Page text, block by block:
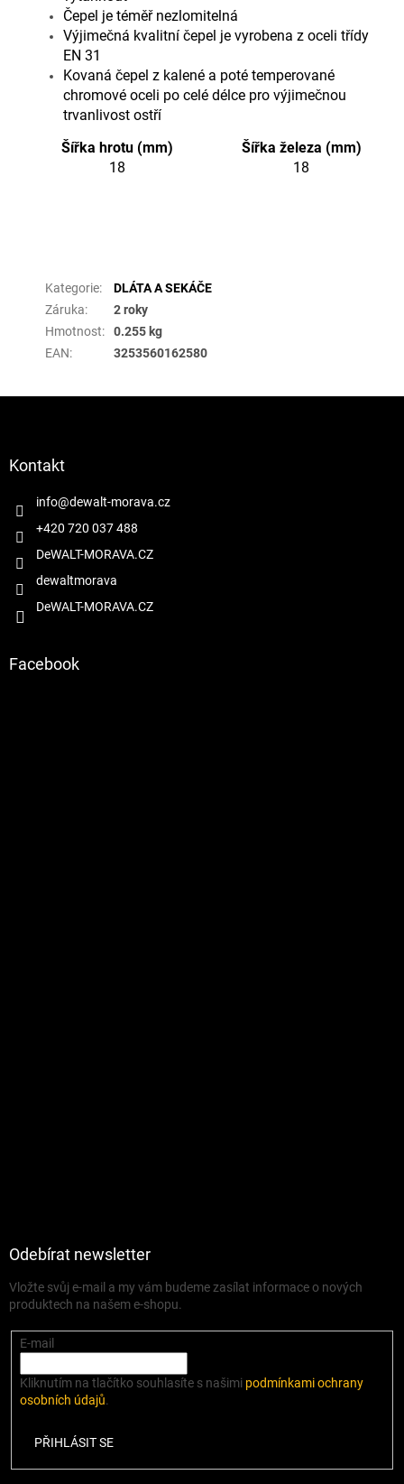
Čepel je téměř nezlomitelná
Výjimečná kvalitní čepel je vyrobena z oceli třídy
EN 31
Kovaná čepel z kalené a poté temperované
chromové oceli po celé délce pro výjimečnou
trvanlivost ostří
Šířka hrotu (mm)
Šířka železa (mm)
18
18
Kategorie:
DLÁTA A SEKÁČE
Záruka:
2 roky
Hmotnost:
0.255 kg
EAN: 3253560162580
Kontakt
info@dewalt-morava.cz
+420 720 037 488
DeWALT-MORAVA.CZ
dewaltmorava
DeWALT-MORAVA.CZ
Facebook
Odebírat newsletter
Vložte svůj e-mail a my vám budeme zasílat informace o nových
produktech na našem e-shopu.
E-mail
Kliknutím na tlačítko souhlasíte s našimi podmínkami ochrany
osobních údajů.
PŘIHLÁSIT SE